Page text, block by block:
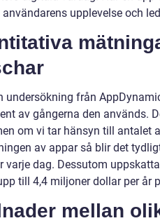
användarens upplevelse och
undersökning från
av gångerna den används.
om vi tar hänsyn till antalet
av appar så blir det
varje dag. Dessutom
till 4,4 miljoner dollar per år
mellan